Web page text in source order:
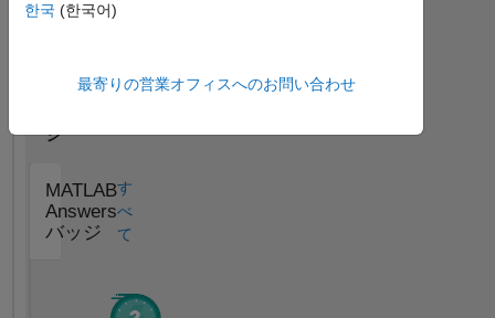
view
doesn't
reflect
MathWorks
バッジ
Goel's
ジ
MATLAB
Answers
バッジ
す
べ
て
한국 (한국어)
最寄りの営業オフィスへのお問い合わせ